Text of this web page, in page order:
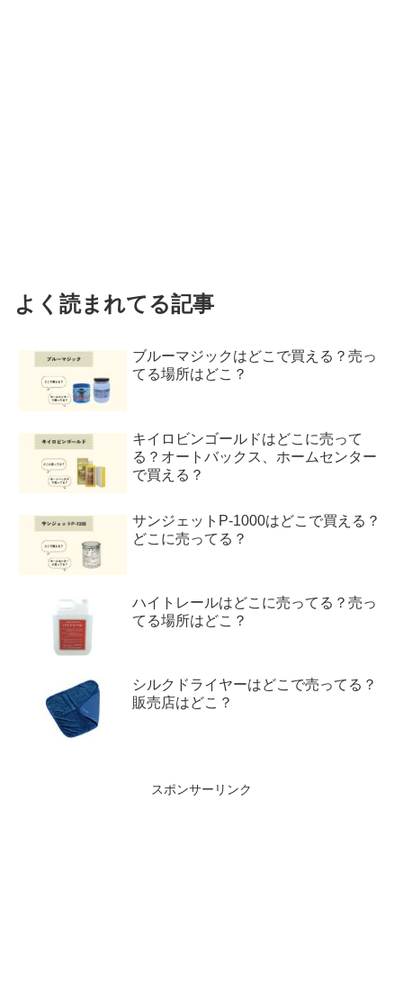
よく読まれてる記事
ブルーマジックはどこで買える？売っ
てる場所はどこ？
キイロビンゴールドはどこに売って
る？オートバックス、ホームセンター
で買える？
サンジェットP-1000はどこで買える？
どこに売ってる？
ハイトレールはどこに売ってる？売っ
てる場所はどこ？
シルクドライヤーはどこで売ってる？
販売店はどこ？
スポンサーリンク